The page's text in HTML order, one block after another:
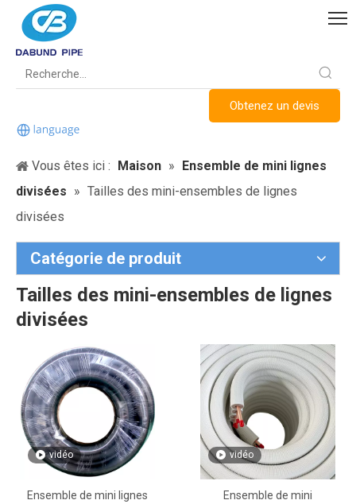
Obtenez un devis
Vous êtes ici : Maison » Ensemble de mini lignes
divisées » Tailles des mini-ensembles de lignes
divisées
Catégorie de produit
Tailles des mini-ensembles de lignes
divisées
vidéo
Ensemble de mini lignes
vidéo
Ensemble de mini